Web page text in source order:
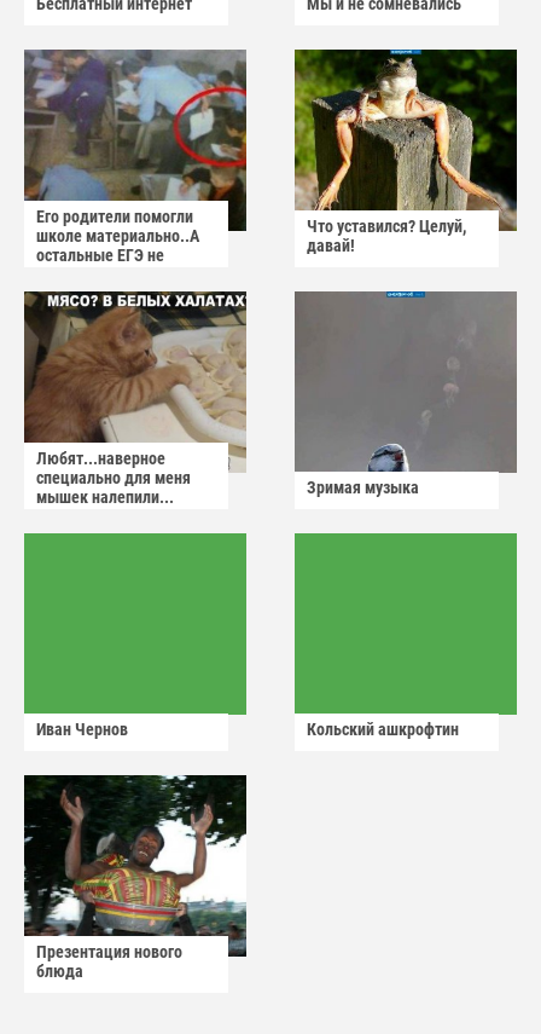
Бесплатный интернет Мы и не сомневались
Его родители помогли
школе материально..А
остальные ЕГЭ не
Что уставился? Целуй,
давай!
Любят...наверное
специально для меня
мышек налепили...
Зримая музыка
Иван Чернов Кольский ашкрофтин
Презентация нового
блюда